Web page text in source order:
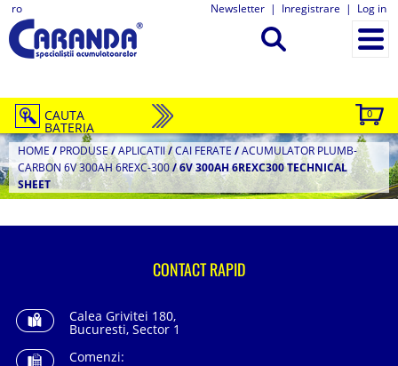
ro Newsletter | Inregistrare | Log in
0
CAUTA
BATERIA
HOME / PRODUSE/APLICATII/CAI FERATE /ACUMULATOR PLUMB-
CARBON 6V 300AH 6REXC-300/6V 300AH 6REXC300 TECHNICAL
SHEET
CONTACT RAPID
Calea Grivitei 180,
Bucuresti, Sector 1
Comenzi: